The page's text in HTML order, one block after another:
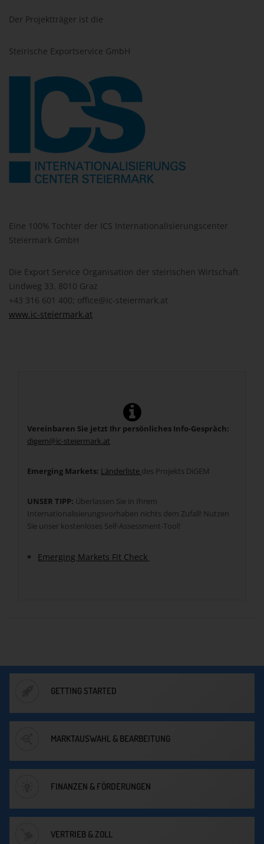
Der Projektträger ist die
Steirische Exportservice GmbH
Eine 100% Tochter der ICS Internationalisierungscenter
Steiermark GmbH
Die Export Service Organisation der steirischen Wirtschaft
Lindweg 33, 8010 Graz
+43 316 601 400; office@ic-steiermark.at
www.ic-steiermark.at
Vereinbaren Sie jetzt Ihr persönliches Info-Gespräch:
digem@ic-steiermark.at
Emerging Markets: Länderliste des Projekts DiGEM
UNSER TIPP: Überlassen Sie in Ihrem
Internationalisierungsvorhaben nichts dem Zufall! Nutzen
Sie unser kostenloses Self-Assessment-Tool!
Emerging Markets Fit Check
GETTING STARTED
MARKTAUSWAHL & BEARBEITUNG
FINANZEN & FÖRDERUNGEN
VERTRIEB & ZOLL